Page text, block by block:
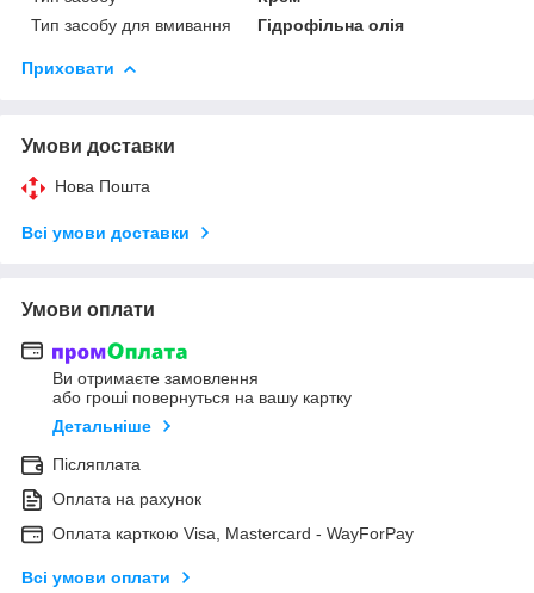
Тип засобу для вмивання
Гідрофільна олія
Приховати
Умови доставки
Нова Пошта
Всі умови доставки
Умови оплати
Ви отримаєте замовлення
або гроші повернуться на вашу картку
Детальніше
Післяплата
Оплата на рахунок
Оплата карткою Visa, Mastercard - WayForPay
Всі умови оплати